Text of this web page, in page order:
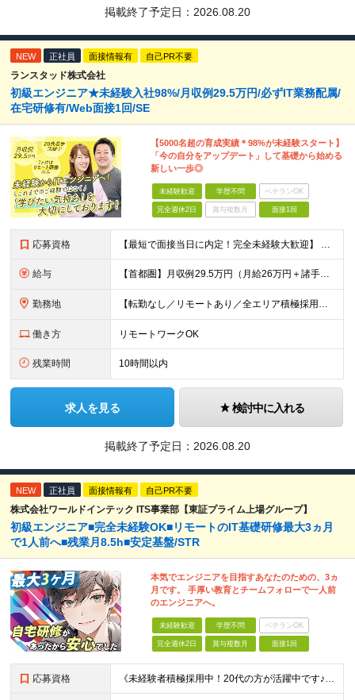
掲載終了予定日： 2026.08.20
NEW 正社員 面接情報有 自己PR不要
ランスタッド株式会社
初級エンジニア★未経験入社98%/月収例29.5万円/必ずIT業務配属/
在宅研修有/Web面接1回/SE
【5000名超の育成実績＊98%が未経験スタート】
「今の自分をアップデート」して基礎から始める
新しい一歩◎
未経験歓迎 学歴不問 ベテランOK
完全週休2日 賞与複数月 面接1回
応募資格 【最短で面接当日に内定！完全未経験大歓迎】 ・業種／職種未経験歓迎 ・社会人デビュー、第二新卒、既卒者大歓迎 ・学歴不問（文系、理系不問） ・20代～30代、男女問わず活躍中 ・服装、髪色自由 ・明確
給与 【首都圏】月収例29.5万円（月給26万円＋諸手当） 【東海・関西】月収例28.5万円（月給25万円＋諸手当） 【九州】月収例26万円（月給23万円＋諸手当） ※経験・スキル・前職給与を踏まえ、総合
勤務地 【転勤なし／リモートあり／全エリア積極採用】 ・大手企業のプロジェクト中心 ・勤務エリアや配属先は希望を考慮 ・研修はリモートメインで実施 ・UIターン歓迎 ＜主なエリア＞ ■首都圏…東京・神奈川・
働き方 リモートワークOK
残業時間 10時間以内
求人を見る 検討中に入れる
掲載終了予定日： 2026.08.20
NEW 正社員 面接情報有 自己PR不要
株式会社ワールドインテック ITS事業部【東証プライム上場グループ】
初級エンジニア■完全未経験OK■リモートのIT基礎研修最大3ヵ月
で1人前へ■残業月8.5h■安定基盤/STR
本気でエンジニアを目指すあなたのための、3ヵ
月です。 手厚い教育とチームフォローで一人前
のエンジニアへ。
未経験歓迎 学歴不問 ベテランOK
完全週休2日 賞与複数月 面接1回
応募資格 《未経験者積極採用中！20代の方が活躍中です♪》 ◎約4割が実務未経験入社！ ■学歴・職歴は一切問いません！ ■第二新卒の方もお気軽にご相談ください♪ ■入社してから数年は、転勤の可能性があります